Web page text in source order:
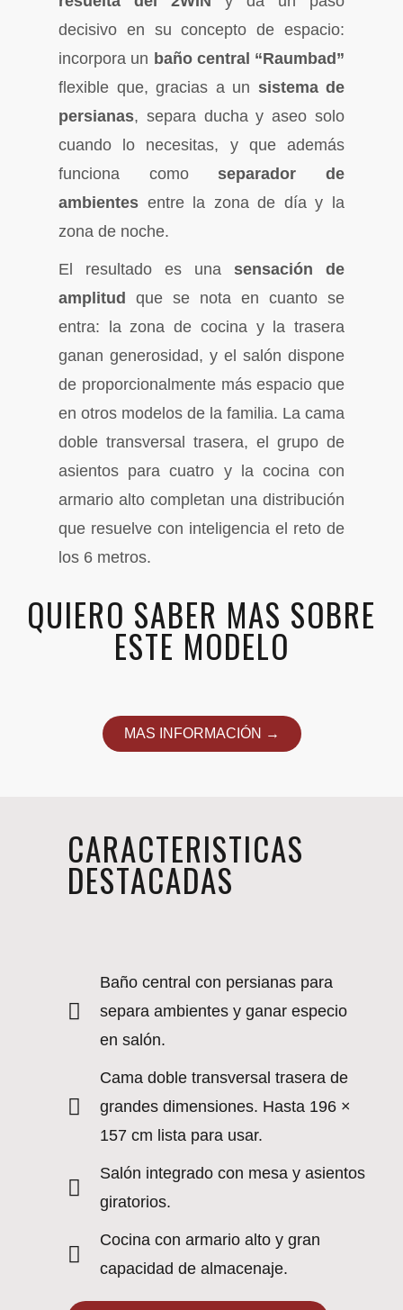
decisivo en su concepto de espacio:
incorpora un baño central “Raumbad”
flexible que, gracias a un sistema de
persianas, separa ducha y aseo solo
cuando lo necesitas, y que además
funciona comoseparador de
ambientes entre la zona de día y la
zona de noche.
El resultado es una sensación de
amplitud
que se nota en cuanto se
entra: la zona de cocina y la trasera
ganan generosidad, y el salón dispone
de proporcionalmente más espacio que
en otros modelos de la familia. La cama
doble transversal trasera, el grupo de
asientos para cuatro y la cocina con
armario alto completan una distribución
que resuelve con inteligencia el reto de
los 6 metros.
QUIERO SABER MAS SOBRE
ESTE MODELO
MAS INFORMACIÓN →
CARACTERISTICAS
DESTACADAS
Baño central con persianas para
separa ambientes y ganar especio
en salón.
Cama doble transversal trasera de
grandes dimensiones. Hasta 196 ×
157 cm lista para usar.
Salón integrado con mesa y asientos
giratorios.
Cocina con armario alto y gran
capacidad de almacenaje.